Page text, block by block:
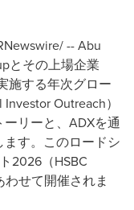
-- Abu
とその上場企業
施する年次グロー
Outreach）
リーと、ADXを通
す。このロードシ
2026（HSBC
せて開催されま